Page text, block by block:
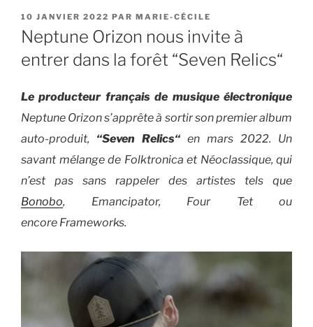
PUBLIÉ
LE
10 JANVIER 2022 PAR MARIE-CÉCILE
Neptune Orizon nous invite à
entrer dans la forêt “Seven Relics“
Le producteur français de musique électronique
Neptune Orizon s’apprête à sortir son premier album
auto-produit, “Seven Relics“ en mars 2022. Un
savant mélange de Folktronica et Néoclassique, qui
n’est pas sans rappeler des artistes tels que
Bonobo, Emancipator, Four Tet ou
encore Frameworks.